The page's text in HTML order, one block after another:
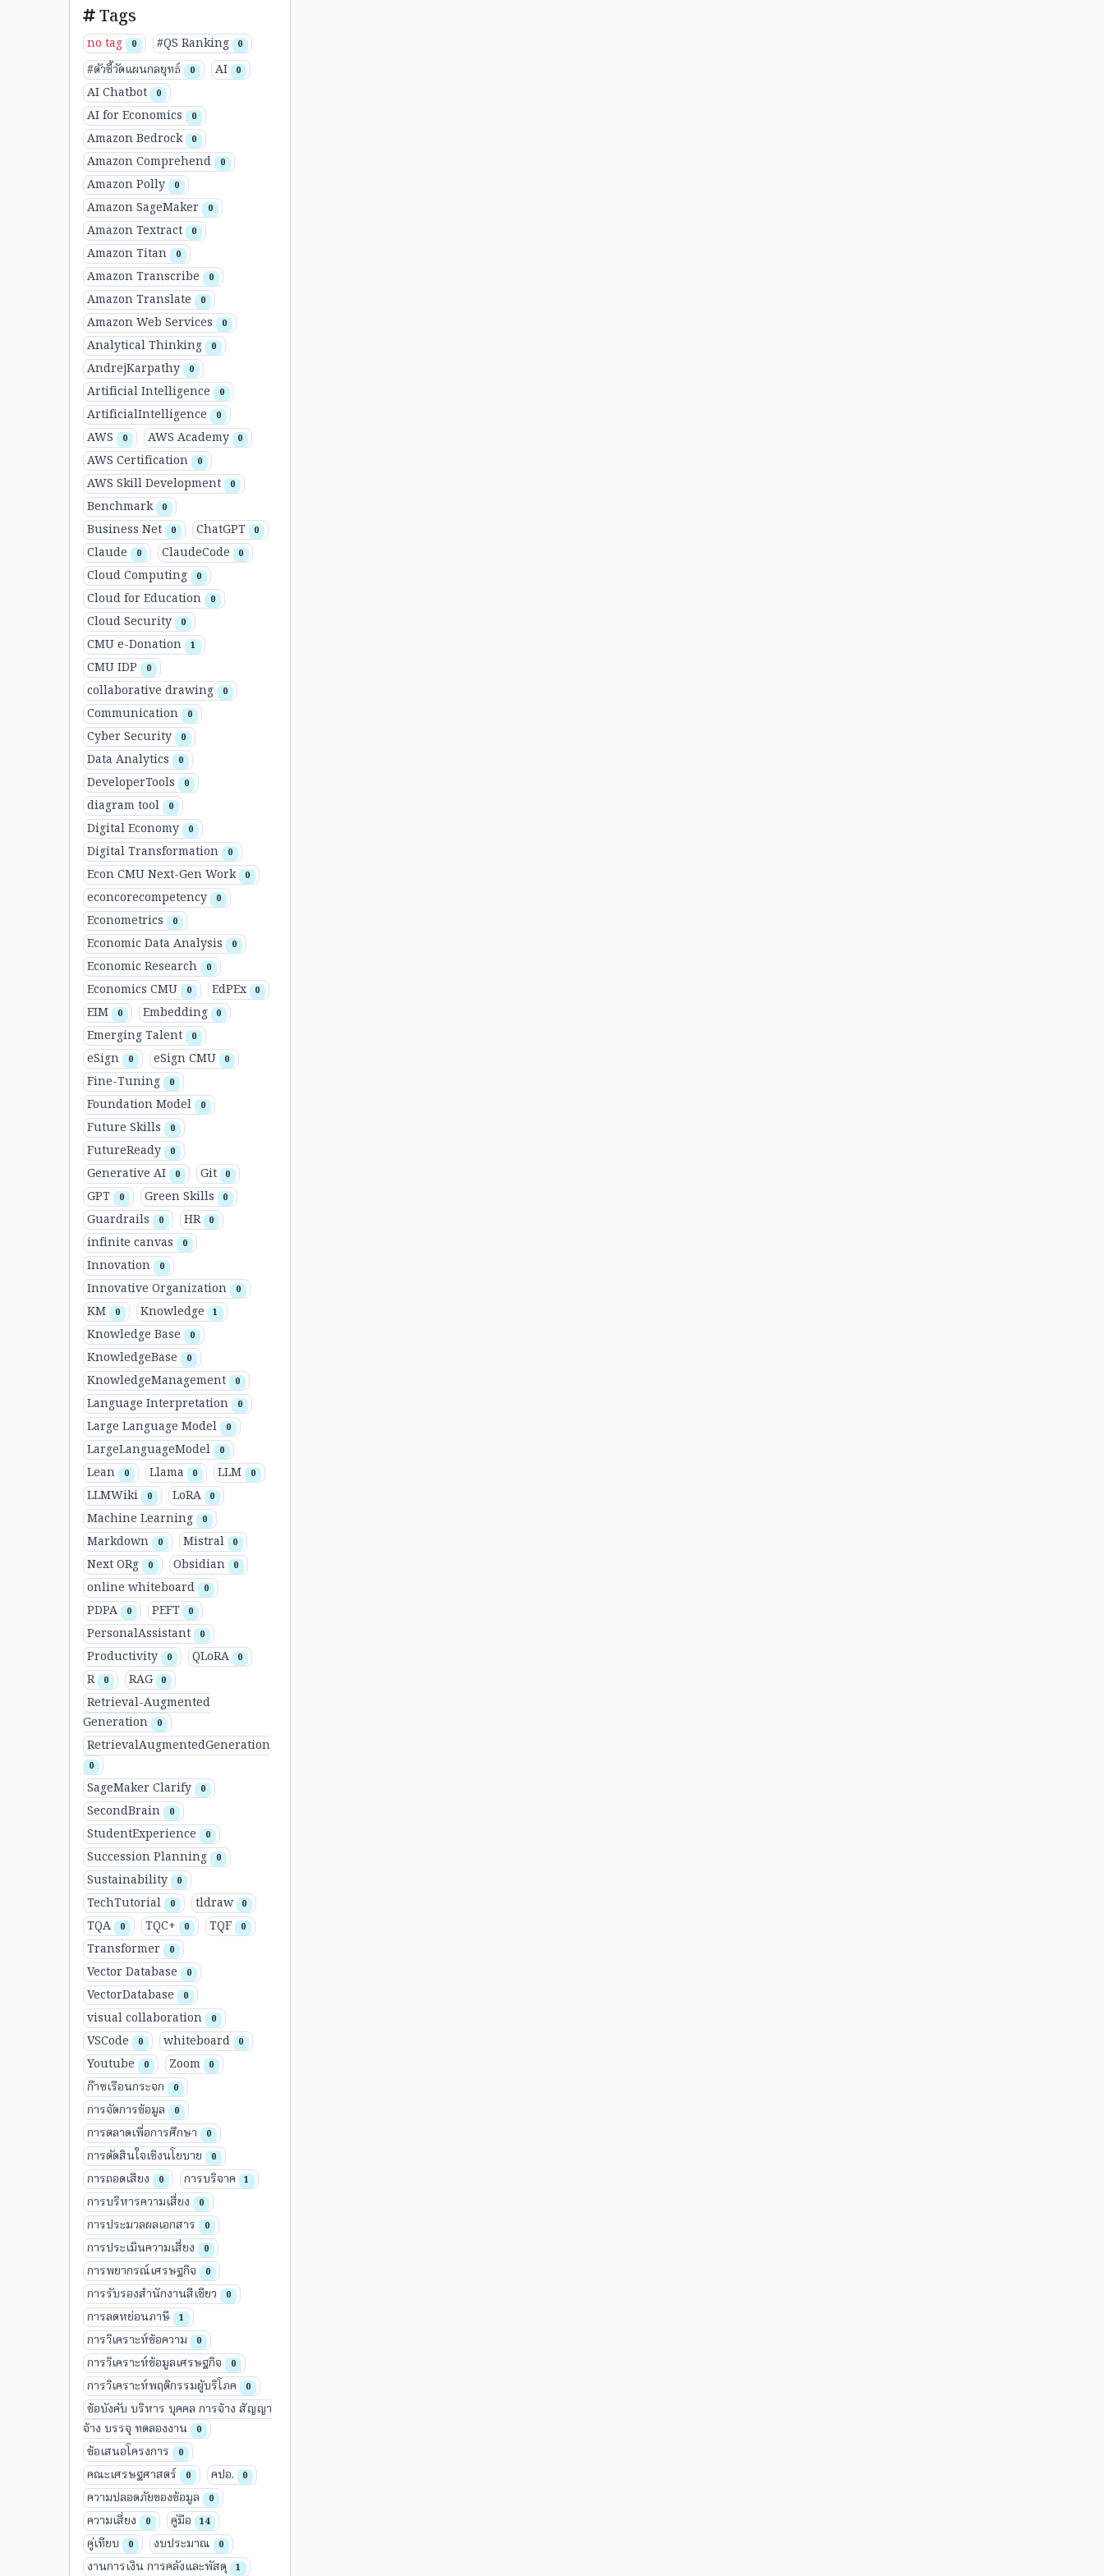
Tags
no tag 0 #QS Ranking 0
#ตัวชี้วัดแผนกลยุทธ์ 0 AI 0
AI Chatbot 0
AI for Economics 0
Amazon Bedrock 0
Amazon Comprehend 0
Amazon Polly 0
Amazon SageMaker 0
Amazon Textract 0
Amazon Titan 0
Amazon Transcribe 0
Amazon Translate 0
Amazon Web Services 0
Analytical Thinking 0
AndrejKarpathy 0
Artificial Intelligence 0
ArtificialIntelligence 0
AWS 0 AWS Academy 0
AWS Certification 0
AWS Skill Development 0
Benchmark 0
Business Net 0 ChatGPT 0
Claude 0 ClaudeCode 0
Cloud Computing 0
Cloud for Education 0
Cloud Security 0
CMU e-Donation 1
CMU IDP 0
collaborative drawing 0
Communication 0
Cyber Security 0
Data Analytics 0
DeveloperTools 0
diagram tool 0
Digital Economy 0
Digital Transformation 0
Econ CMU Next-Gen Work 0
econcorecompetency 0
Econometrics 0
Economic Data Analysis 0
Economic Research 0
Economics CMU 0 EdPEx 0
EIM 0 Embedding 0
Emerging Talent 0
eSign 0 eSign CMU 0
Fine-Tuning 0
Foundation Model 0
Future Skills 0
FutureReady 0
Generative AI 0 Git 0
GPT 0 Green Skills 0
Guardrails 0 HR 0
infinite canvas 0
Innovation 0
Innovative Organization 0
KM 0 Knowledge 1
Knowledge Base 0
KnowledgeBase 0
KnowledgeManagement 0
Language Interpretation 0
Large Language Model 0
LargeLanguageModel 0
Lean 0 Llama 0 LLM 0
LLMWiki 0 LoRA 0
Machine Learning 0
Markdown 0 Mistral 0
Next ORg 0 Obsidian 0
online whiteboard 0
PDPA 0 PEFT 0
PersonalAssistant 0
Productivity 0 QLoRA 0
R 0 RAG 0
Retrieval-Augmented
Generation
0
RetrievalAugmentedGeneration
0
SageMaker Clarify 0
SecondBrain 0
StudentExperience 0
Succession Planning 0
Sustainability 0
TechTutorial 0 tldraw 0
TQA 0 TQC+ 0 TQF 0
Transformer 0
Vector Database 0
VectorDatabase 0
visual collaboration 0
VSCode 0 whiteboard 0
Youtube 0 Zoom 0
ก๊าซเรือนกระจก 0
การจัดการข้อมูล 0
การตลาดเพื่อการศึกษา 0
การตัดสินใจเชิงนโยบาย 0
การถอดเสียง 0 การบริจาค 1
การบริหารความเสี่ยง 0
การประมวลผลเอกสาร 0
การประเมินความเสี่ยง 0
การพยากรณ์เศรษฐกิจ 0
การรับรองสำนักงานสีเขียว 0
การลดหย่อนภาษี 1
การวิเคราะห์ข้อความ 0
การวิเคราะห์ข้อมูลเศรษฐกิจ 0
การวิเคราะห์พฤติกรรมผู้บริโภค 0
ข้อบังคับ บริหาร บุคคล การจ้าง สัญญา
จ้าง บรรจุ ทดลองงาน
0
ข้อเสนอโครงการ 0
คณะเศรษฐศาสตร์ 0 คปอ. 0
ความปลอดภัยของข้อมูล 0
ความเสี่ยง 0 คู่มือ 14
คู่เทียบ 0 งบประมาณ 0
งานการเงิน การคลังและพัสดุ 1